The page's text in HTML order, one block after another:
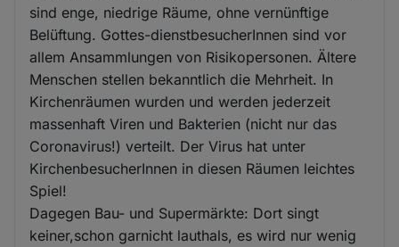
sind enge, niedrige Räume, ohne vernünftige
Belüftung. Gottes-dienstbesucherInnen sind vor
allem Ansammlungen von Risikopersonen. Ältere
Menschen stellen bekanntlich die Mehrheit. In
Kirchenräumen wurden und werden jederzeit
massenhaft Viren und Bakterien (nicht nur das
Coronavirus!) verteilt. Der Virus hat unter
KirchenbesucherInnen in diesen Räumen leichtes
Spiel!
Dagegen Bau- und Supermärkte: Dort singt
keiner,schon garnicht lauthals, es wird nur wenig